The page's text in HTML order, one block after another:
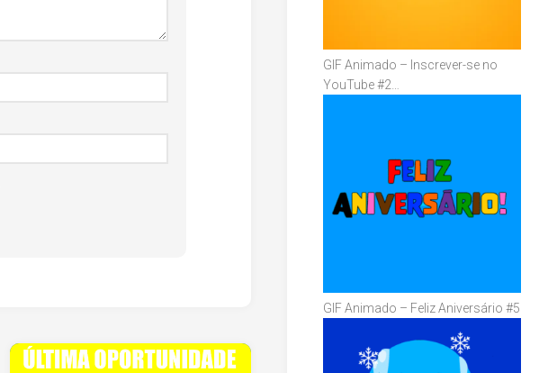
GIF Animado – Inscrever-se no
YouTube #2…
GIF Animado – Feliz Aniversário #5